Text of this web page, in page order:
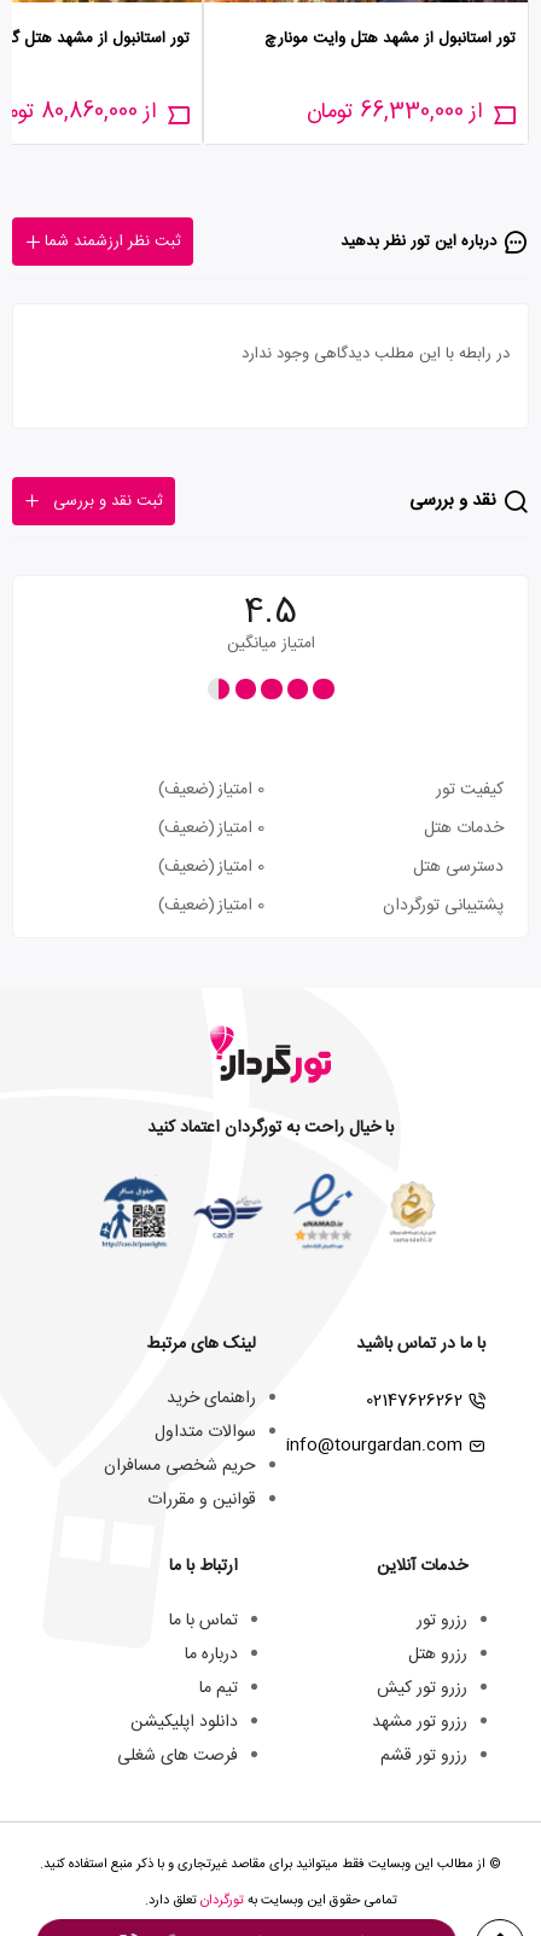
تور استانبول از مشهد هتل وایت مونارچ
از 66,330,000 تومان
تور استانبول از مشهد هتل
از 80,860,000 تومان
درباره این تور‌ نظر بدهید ثبت نظر ارزشمند شما
در رابطه با این مطلب دیدگاهی وجود ندارد
نقد و بررسی ثبت نقد و بررسی
4.5
امتیاز میانگین
کیفیت تور 0 امتیاز
(ضعیف)
خدمات هتل
0 امتیاز
(ضعیف)
دسترسی هتل
0 امتیاز
(ضعیف)
پشتیبانی تورگردان
0 امتیاز (ضعیف)
با خیال راحت به تورگردان اعتماد کنید
با ما در تماس باشید
02147626262
info@tourgardan.com
خدمات آنلاین
رزرو تور
رزرو هتل
رزرو تور کیش
رزرو تور مشهد
رزرو تور قشم
لینک های مرتبط
راهنمای خرید
سوالات متداول
حریم شخصی مسافران
قوانین و مقررات
ارتباط با ما
تماس با ما
درباره ما
تیم ما
دانلود اپلیکیشن
فرصت های شغلی
© از مطالب این وبسایت فقط میتوانید برای مقاصد غیرتجاری و با ذکر منبع استفاده کنید.
تمامی حقوق این وبسایت بهتورگردانتعلق دارد.